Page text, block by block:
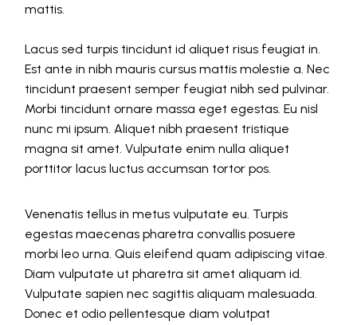
mattis.
Lacus sed turpis tincidunt id aliquet risus feugiat in.
Est ante in nibh mauris cursus mattis molestie a. Nec
tincidunt praesent semper feugiat nibh sed pulvinar.
Morbi tincidunt ornare massa eget egestas. Eu nisl
nunc mi ipsum. Aliquet nibh praesent tristique
magna sit amet. Vulputate enim nulla aliquet
porttitor lacus luctus accumsan tortor pos.
Venenatis tellus in metus vulputate eu. Turpis
egestas maecenas pharetra convallis posuere
morbi leo urna. Quis eleifend quam adipiscing vitae.
Diam vulputate ut pharetra sit amet aliquam id.
Vulputate sapien nec sagittis aliquam malesuada.
Donec et odio pellentesque diam volutpat